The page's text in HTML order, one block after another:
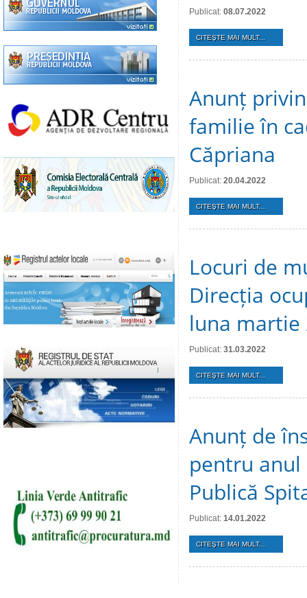
Publicat: 08.07.2022
CITEŞTE MAI MULT...
Anunț
familie în
Căpriana
Publicat: 20.04.2022
CITEŞTE MAI MULT...
Locuri de
Direcția
luna martie
Publicat: 31.03.2022
CITEŞTE MAI MULT...
Anunț de
pentru anul
Publică
Publicat: 14.01.2022
CITEŞTE MAI MULT...